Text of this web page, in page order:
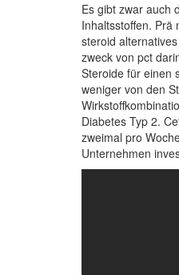
Es gibt zwar auch
Inhaltsstoffen. Prä
steroid
zweck von pct
Steroide für einen
weniger von den
Diabetes Typ 2.
zweimal pro
Unternehmen